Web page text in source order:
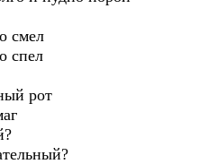
смел
спел
рот